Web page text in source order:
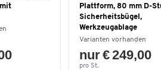
Plattform, 80 mm D-
Sicherheitsbügel,
Werkzeugablage
Varianten vorhanden
nur € 249,00
pro St.